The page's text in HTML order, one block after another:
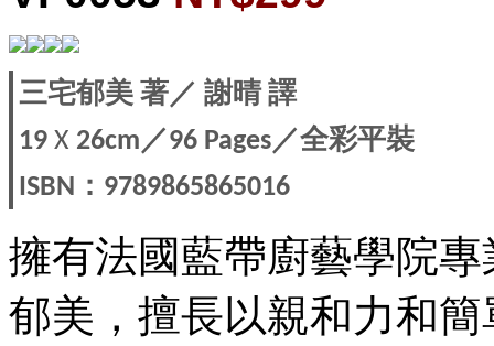
三宅郁美著／ 謝晴譯
19 X 26cm／96 Pages／全彩平裝
ISBN ： 9789865865016
擁有法國藍帶廚藝學院
郁美，擅長以親和力和